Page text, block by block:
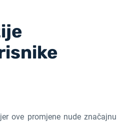
ove promjene nude značajnu